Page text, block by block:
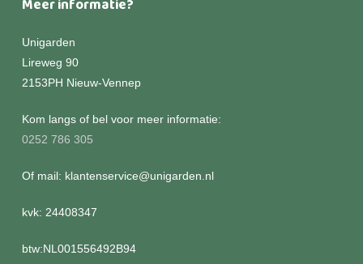
Meer informatie?
Unigarden
Lireweg 90
2153PH Nieuw-Vennep
Kom langs of bel voor meer informatie:
0252 786 305
Of mail: klantenservice@unigarden.nl
kvk: 24408347
btw:NL001556492B94